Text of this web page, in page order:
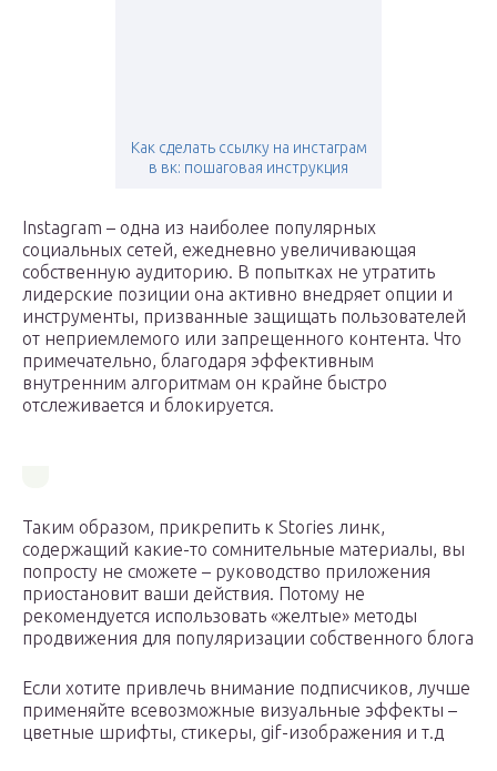
Как сделать ссылку на инстаграм
в вк: пошаговая инструкция
Instagram – одна из наиболее популярных
социальных сетей, ежедневно увеличивающая
собственную аудиторию. В попытках не утратить
лидерские позиции она активно внедряет опции и
инструменты, призванные защищать пользователей
от неприемлемого или запрещенного контента. Что
примечательно, благодаря эффективным
внутренним алгоритмам он крайне быстро
отслеживается и блокируется.
Таким образом, прикрепить к Stories линк,
содержащий какие-то сомнительные материалы, вы
попросту не сможете – руководство приложения
приостановит ваши действия. Потому не
рекомендуется использовать «желтые» методы
продвижения для популяризации собственного блога
Если хотите привлечь внимание подписчиков, лучше
применяйте всевозможные визуальные эффекты –
цветные шрифты, стикеры, gif-изображения и т.д